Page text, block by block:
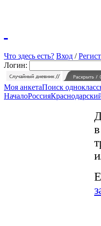
Что здесь есть? Вход /
Логин:
Моя анкетаПоиск
НачалоРоссия